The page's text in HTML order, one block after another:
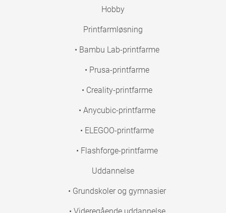
Hobby
Printfarmløsning
• Bambu Lab-printfarme
• Prusa-printfarme
• Creality-printfarme
• Anycubic-printfarme
• ELEGOO-printfarme
• Flashforge-printfarme
Uddannelse
• Grundskoler og gymnasier